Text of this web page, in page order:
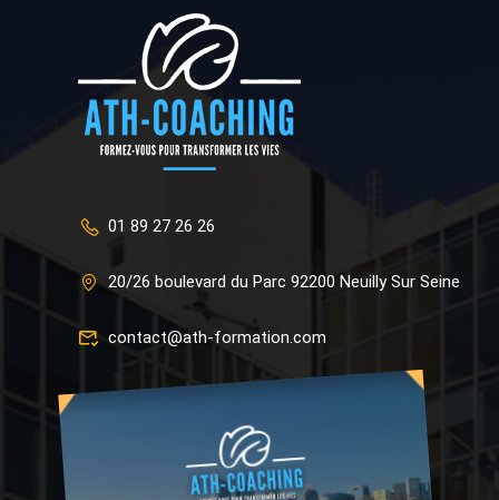
01 89 27 26 26
20/26 boulevard du Parc 92200 Neuilly Sur Seine
contact@ath-formation.com